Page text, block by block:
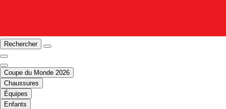
Rechercher
Coupe du Monde 2026
Chaussures
Équipes
Enfants